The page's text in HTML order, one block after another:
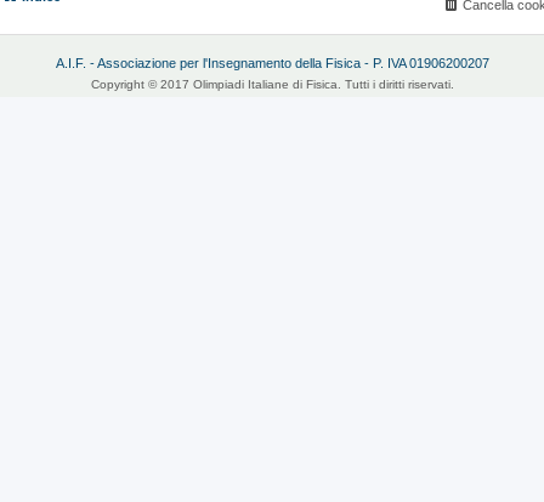
Cancella
A.I.F. - Associazione per l'Insegnamento della Fisica - P. IVA 01906200207
Copyright © 2017 Olimpiadi Italiane di Fisica. Tutti i diritti riservati.